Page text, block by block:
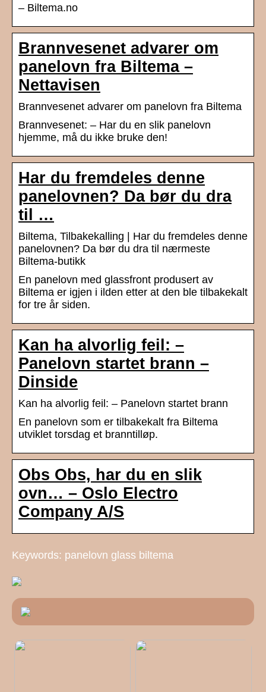
– Biltema.no
Brannvesenet advarer om
panelovn fra Biltema –
Nettavisen
Brannvesenet advarer om panelovn fra Biltema
Brannvesenet: – Har du en slik panelovn
hjemme, må du ikke bruke den!
Har du fremdeles denne
panelovnen? Da bør du dra
til …
Biltema, Tilbakekalling | Har du fremdeles denne
panelovnen? Da bør du dra til nærmeste
Biltema-butikk
En panelovn med glassfront produsert av
Biltema er igjen i ilden etter at den ble tilbakekalt
for tre år siden.
Kan ha alvorlig feil: –
Panelovn startet brann –
Dinside
Kan ha alvorlig feil: – Panelovn startet brann
En panelovn som er tilbakekalt fra Biltema
utviklet torsdag et branntilløp.
Obs Obs, har du en slik
ovn… – Oslo Electro
Company A/S
Keywords: panelovn glass biltema